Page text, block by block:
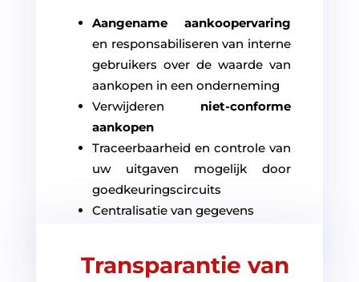
Aangename aankoopervaring
en responsabiliseren van interne
gebruikers over de waarde van
aankopen in een onderneming
Verwijderen niet-conforme
aankopen
Traceerbaarheid en controle van
uw uitgaven mogelijk door
goedkeuringscircuits
Centralisatie van gegevens
Transparantie van